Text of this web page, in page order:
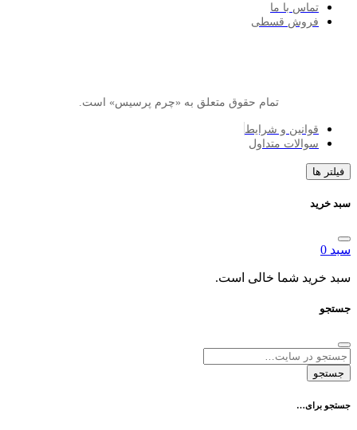
با ما
قسطی
تمام حقوق متعلق به «چرم پرسیس» است.
و شرایط
متداول
شما خالی است.